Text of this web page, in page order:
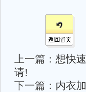
上一篇： 想快
请!
下一篇： 内衣